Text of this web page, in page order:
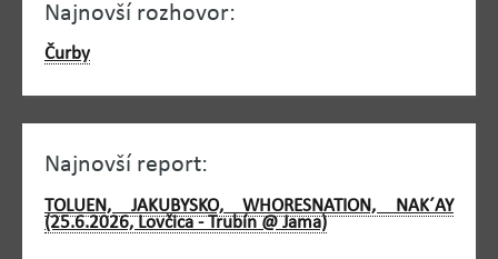
Najnovší rozhovor:
Čurby
Najnovší report:
TOLUEN, JAKUBYSKO, WHORESNATION, NAK´AY
(25.6.2026, Lovčica - Trubín @ Jama)